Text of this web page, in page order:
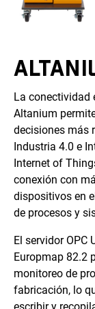
La conectividad
Altanium
decisiones más
Industria 4.0 e
Internet of
conexión con
dispositivos en
de procesos y
El servidor OPC
Europmap 82.2
monitoreo de
fabricación, lo